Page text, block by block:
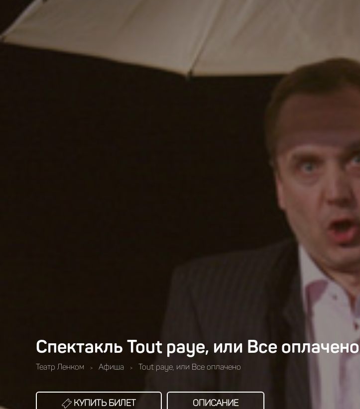
Спектакль Tout paye, или Все оплачено
Театр Ленком > Афиша > Tout paye, или Все оплачено
КУПИТЬ БИЛЕТ ОПИСАНИЕ